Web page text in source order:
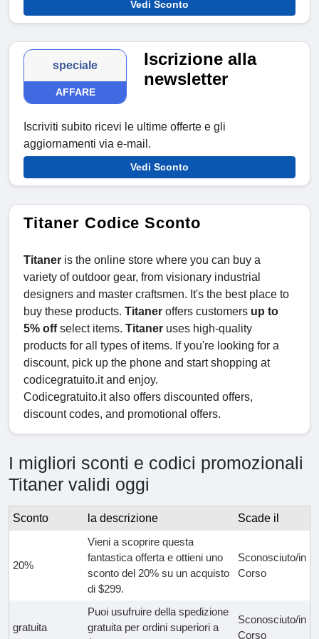
Vedi Sconto
speciale
AFFARE
Iscrizione alla
newsletter
Iscriviti subito ricevi le ultime offerte e gli
aggiornamenti via e-mail.
Vedi Sconto
Titaner Codice Sconto
Titaner is the online store where you can buy a
variety of outdoor gear, from visionary industrial
designers and master craftsmen. It's the best place to
buy these products. Titaner offers customers up to
5% offselect items. Titaner uses high-quality
products for all types of items. If you're looking for a
discount, pick up the phone and start shopping at
codicegratuito.it and enjoy.
Codicegratuito.it also offers discounted offers,
discount codes, and promotional offers.
I migliori sconti e codici promozionali
Titaner validi oggi
Sconto la descrizione Scade il
20%
Vieni a scoprire questa
fantastica offerta e ottieni uno
sconto del 20% su un acquisto
di $299.
Sconosciuto/in
Corso
gratuita
Puoi usufruire della spedizione
gratuita per ordini superiori a
Sconosciuto/in
Corso